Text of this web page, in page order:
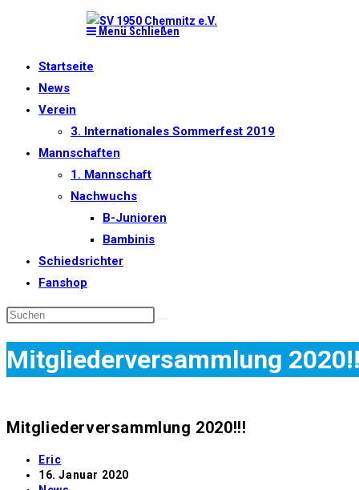
Menü Schließen
Startseite
News
Verein
3. Internationales Sommerfest 2019
Mannschaften
1. Mannschaft
Nachwuchs
B-Junioren
Bambinis
Schiedsrichter
Fanshop
Mitgliederversammlung
Mitgliederversammlung 2020!!!
Beitrags-
Autor:
Eric
Beitrag
16. Januar 2020